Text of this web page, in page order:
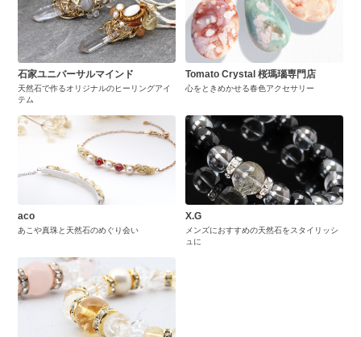
石家ユニバーサルマインド
天然石で作るオリジナルのヒーリングアイ
テム
Tomato Crystal 桜瑪瑙専門店
心をときめかせる春色アクセサリー
aco
あこや真珠と天然石のめぐり会い
X.G
メンズにおすすめの天然石をスタイリッシ
ュに